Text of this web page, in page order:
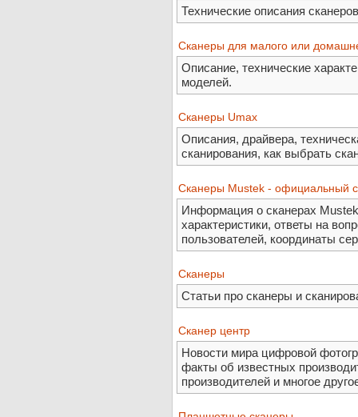
Технические описания
Сканеры для малого или
Описание, технические
моделей.
Сканеры Umax
Описания, драйвера,
сканирования, как выбрать
Сканеры Mustek - официальный
Информация о сканерах
характеристики, ответы на
пользователей, координаты
Сканеры
Статьи про сканеры и
Сканер центр
Новости мира цифровой
факты об известных
производителей и многое